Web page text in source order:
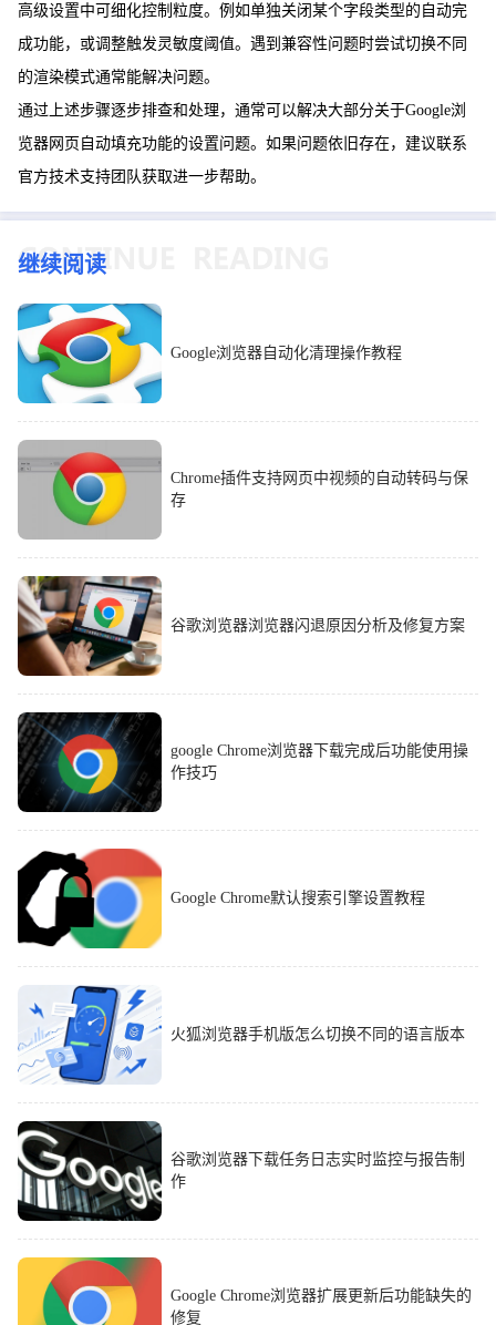
高级设置中可细化控制粒度。例如单独关闭某个字段类型的自动完
成功能，或调整触发灵敏度阈值。遇到兼容性问题时尝试切换不同
的渲染模式通常能解决问题。
通过上述步骤逐步排查和处理，通常可以解决大部分关于Google浏
览器网页自动填充功能的设置问题。如果问题依旧存在，建议联系
官方技术支持团队获取进一步帮助。
继续阅读
Google浏览器自动化清理操作教程
Chrome插件支持网页中视频的自动转码与保
存
谷歌浏览器浏览器闪退原因分析及修复方案
google Chrome浏览器下载完成后功能使用操
作技巧
Google Chrome默认搜索引擎设置教程
火狐浏览器手机版怎么切换不同的语言版本
谷歌浏览器下载任务日志实时监控与报告制
作
Google Chrome浏览器扩展更新后功能缺失的
修复